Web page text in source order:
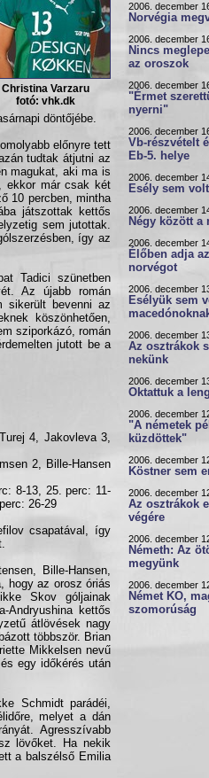
Christina Varzaru
fotó: vhk.dk
döntőjébe.
előnyre tett
tudtak átjutni az
magukat, aki ma is
ekkor már csak két
10 percben, mintha
játszottak kettős
sem jutottak.
így az
Tadici szünetben
Az újabb román
sikerült bevenni az
köszönhetően,
sziporkázó, román
jutott be a
4, Jakovleva 3,
2, Bille-Hansen
8-13, 25. perc: 11-
26-29
csapatával, így
Bille-Hansen,
hogy az orosz óriás
Skov góljainak
Andryushina kettős
átlövések nagy
többször. Brian
Mikkelsen nevű
egy időkérés után
Schmidt parádéi,
melyet a dán
Agresszívabb
lövőket. Ha nekik
a balszélső Emilia
2006. december
Norvégia
2006. december
Nincs
az oroszok
2006. december
"Érmet
nyerni"
2006. december
Vb-részvételt
Eb-5. helye
2006. december
Esély sem
2006. december
Négy között a
2006. december
Élőben adja
norvégot
2006. december
Esélyük sem
2006. december
Az osztrákok
nekünk
2006. december
Oktattuk a
2006. december
"A németek
küzdöttek"
2006. december
Köstner sem
2006. december
Az osztrákok
végére
2006. december
Németh: Az
megyünk
2006. december
Német KO,
szomorúság